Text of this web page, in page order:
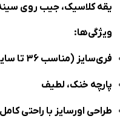
یقه کلاسیک، جیب روی
ویژگی‌ها:
فری‌سایز (مناسب 36 تا سایز ۴۴)
پارچه خنک، لطیف
طراحی اورسایز با راحتی کامل